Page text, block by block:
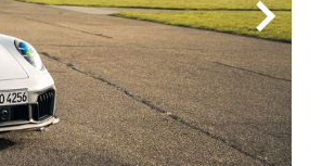
スバル
マツダ
ダイハツ
スズキ